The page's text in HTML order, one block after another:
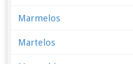
Marmelos
Martelos